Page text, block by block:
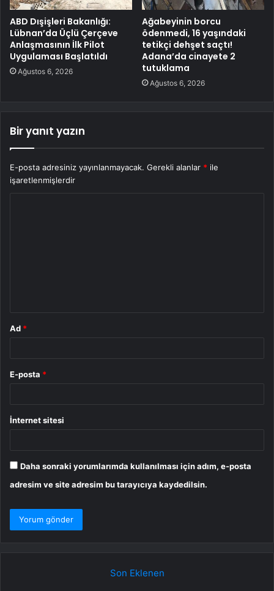
ABD Dışişleri Bakanlığı:
Lübnan’da Üçlü Çerçeve
Anlaşmasının İlk Pilot
Uygulaması Başlatıldı
Ağustos 6, 2026
Ağabeyinin borcu
ödenmedi, 16 yaşındaki
tetikçi dehşet saçtı!
Adana’da cinayete 2
tutuklama
Ağustos 6, 2026
Bir yanıt yazın
E-posta adresiniz yayınlanmayacak. Gerekli alanlar * ile
işaretlenmişlerdir
Ad *
E-posta *
İnternet sitesi
Daha sonraki yorumlarımda kullanılması için adım, e-posta
adresim ve site adresim bu tarayıcıya kaydedilsin.
Son Eklenen